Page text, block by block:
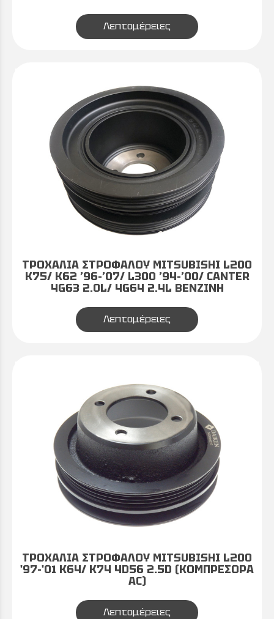
Λεπτομέρειες
ΤΡΟΧΑΛΙΑ ΣΤΡΟΦΑΛΟΥ MITSUBISHI L200
K75/ K62 ’96-’07/ L300 ’94-’00/ CANTER
4G63 2.0L/ 4G64 2.4L ΒΕΝΖΙΝΗ
Λεπτομέρειες
ΤΡΟΧΑΛΙΑ ΣΤΡΟΦΑΛΟΥ MITSUBISHI L200
'97-'01 K64/ K74 4D56 2.5D (ΚΟΜΠΡΕΣΟΡΑ
AC)
Λεπτομέρειες